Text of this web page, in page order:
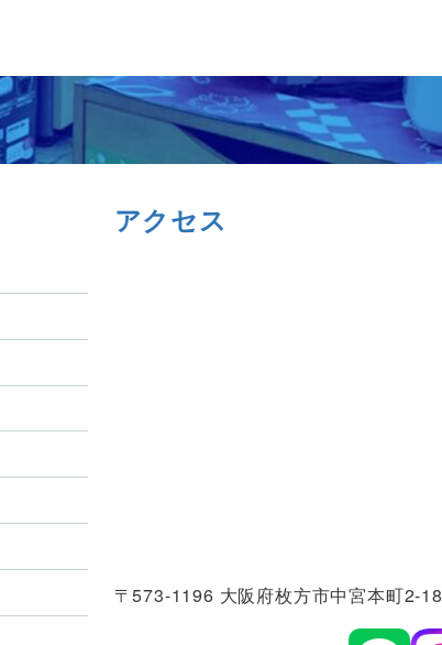
アクセス
〒573-1196 大阪府枚方市中宮本町2-18